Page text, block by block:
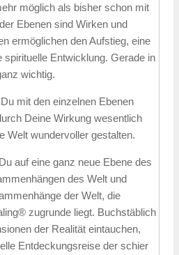
möglich als bisher schon mit
Ebenen sind Wirken und
ermöglichen den Aufstieg, eine
spirituelle Entwicklung. Gerade in
wichtig.
mit den einzelnen Ebenen
Deine Wirkung wesentlich
Welt wundervoller gestalten.
auf eine ganz neue Ebene des
des Welt und
der Welt, die
zugrunde liegt. Buchstäblich
der Realität eintauchen,
Entdeckungsreise der schier